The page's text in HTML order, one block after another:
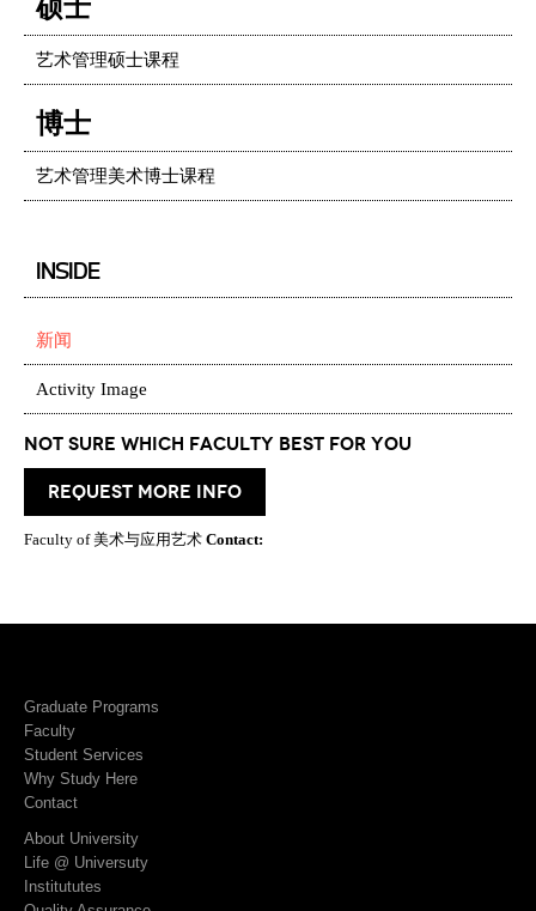
硕士
艺术管理硕士课程
博士
艺术管理美术博士课程
INSIDE
新闻
Activity Image
Not Sure which Faculty best for you
request more info
Faculty of 美术与应用艺术 Contact:
Graduate Programs
Faculty
Student Services
Why Study Here
Contact
About University
Life @ Universuty
Institututes